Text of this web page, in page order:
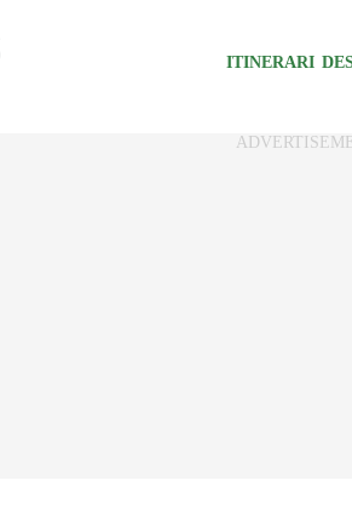
ITINERARI